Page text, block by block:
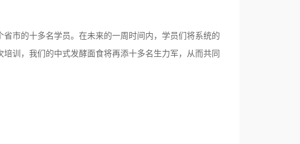
的十多名学员。在未来的一周时间内，学员们将系统的
训，我们的中式发酵面食将再添十多名生力军，从而共同